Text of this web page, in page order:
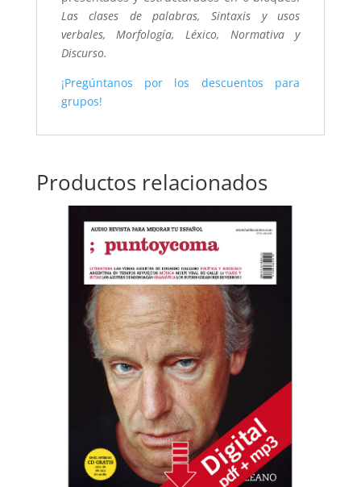
Las clases de palabras, Sintaxis y usos
verbales, Morfología, Léxico, Normativa y
Discurso.
¡Pregúntanos por los descuentos para
grupos!
Productos relacionados